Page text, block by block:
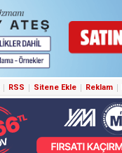
RSS Sitene Ekle Reklam